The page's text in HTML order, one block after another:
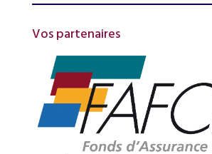
Vos partenaires